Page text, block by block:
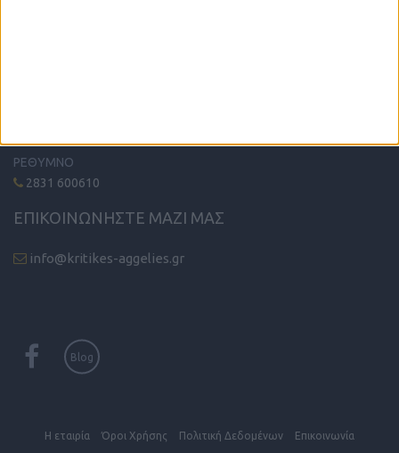
ΡΕΘΥΜΝΟ
2831 600610
ΕΠΙΚΟΙΝΩΝΗΣΤΕ ΜΑΖΙ ΜΑΣ
info@kritikes-aggelies.gr
Blog
Η εταιρία Όροι Xρήσης Πολιτική Δεδομένων Επικοινωνία